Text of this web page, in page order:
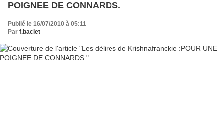
POIGNEE DE CONNARDS.
Publié le 16/07/2010 à 05:11
Par f.baclet